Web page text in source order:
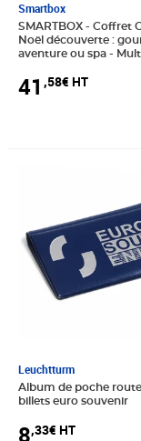
Smartbox
SMARTBOX - Coffret
Noël découverte :
aventure
41 ,58€ HT
Leuchtturm
Album de poche
billets euro souvenir
8,33€ HT